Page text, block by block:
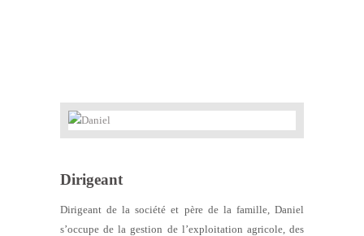
Dirigeant
Dirigeant de la société et père de la famille, Daniel
s’occupe de la gestion de l’exploitation agricole, des